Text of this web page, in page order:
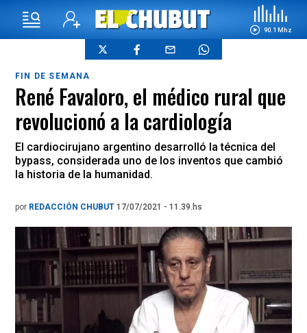
90.1 Mhz
FIN DE SEMANA
René Favaloro, el médico rural que
revolucionó a la cardiología
El cardiocirujano argentino desarrolló la técnica del
bypass, considerada uno de los inventos que cambió
la historia de la humanidad.
por REDACCIÓN CHUBUT 17/07/2021 - 11.39.hs